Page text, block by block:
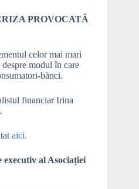
PROVOCATĂ
celor mai mari
modul în care
bănci.
financiar Irina
aici.
executiv al Asociației